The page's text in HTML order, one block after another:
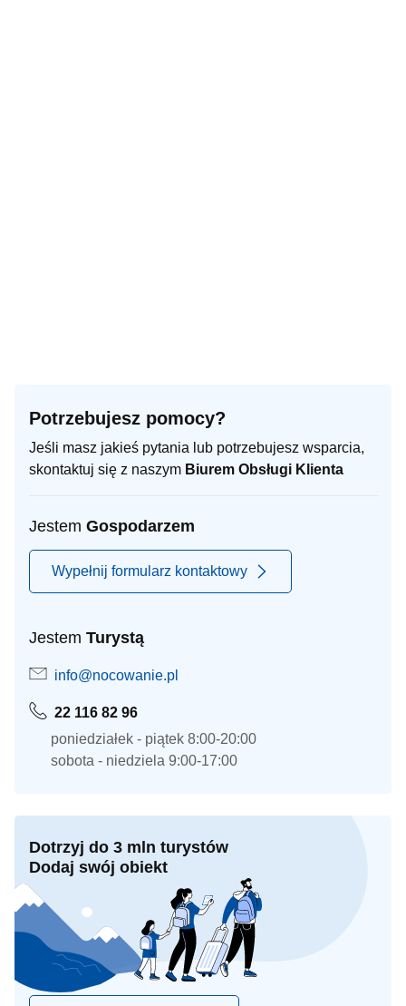
Potrzebujesz pomocy?
Jeśli masz jakieś pytania lub potrzebujesz wsparcia,
skontaktuj się z naszym Biurem Obsługi Klienta
Jestem Gospodarzem
Wypełnij formularz kontaktowy
Jestem Turystą
info@nocowanie.pl
22 116 82 96
poniedziałek - piątek 8:00-20:00
sobota - niedziela 9:00-17:00
Dotrzyj do 3 mln turystów
Dodaj swój obiekt